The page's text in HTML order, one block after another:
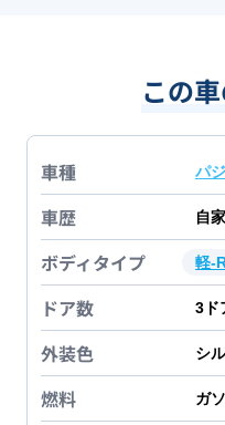
この
車種 パ
車歴 自
ボディタイプ 軽-
ドア数 3 ド
外装色 シ
燃料 ガ